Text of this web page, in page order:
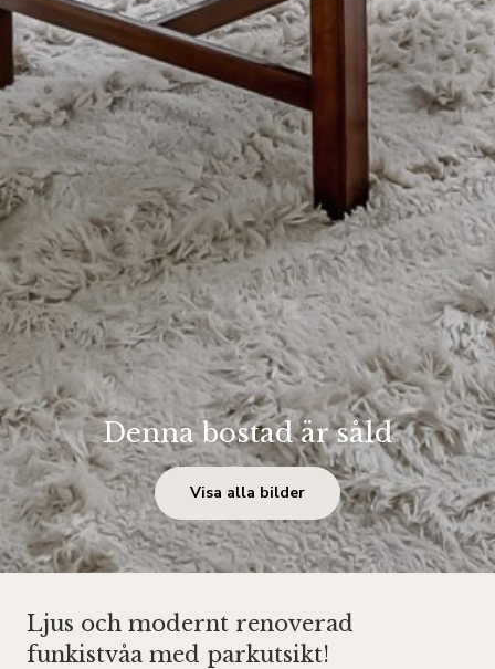
Denna bostad är såld
Visa alla bilder
Ljus och modernt renoverad
funkistvåa med parkutsikt!